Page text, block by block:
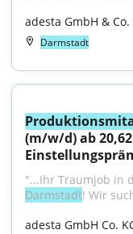
adesta GmbH & Co.
Darmstadt
(m/w/d) ab
Darmstadt! Wir
adesta GmbH Co.